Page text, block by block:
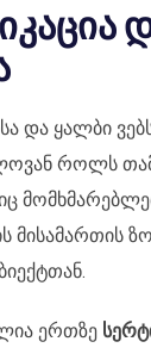
ყალბი
როლს
მისამართის
ერთზე